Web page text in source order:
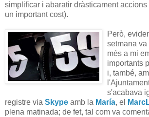
simplificar i abaratir dràsticament
un important cost).
Però,
setmana
més a mi
importants
i, també,
s'acabava
registre via Skype amb la María, el
plena matinada; de fet, tal com va